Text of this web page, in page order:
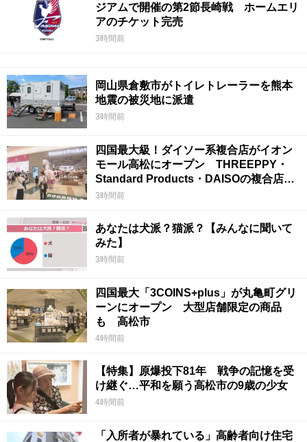
ジアムで開催の第2節長崎戦 ホームエリ
アのチケット完売
3時間前
岡山県倉敷市がトイレトレーラーを熊本
地震の被災地に派遣
3時間前
四国最大級！ダイソー系複合店がイオン
モール高松にオープン THREEPPY・
Standard Products・DAISOの複合店は
香川県初
3時間前
あなたは犬派？猫派？【みんなに聞いて
みた】
3時間前
四国最大「3COINS+plus」が丸亀町グリ
ーンにオープン 大型店舗限定の商品
も 高松市
4時間前
【特集】原爆投下81年 戦争の記憶を受
け継ぐ…平和を願う高松市の9歳の少女
4時間前
「入所者が暴れている」高齢者向け住宅